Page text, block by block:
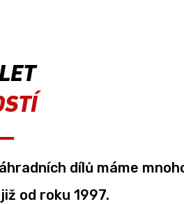
dílů máme
od roku 1997.